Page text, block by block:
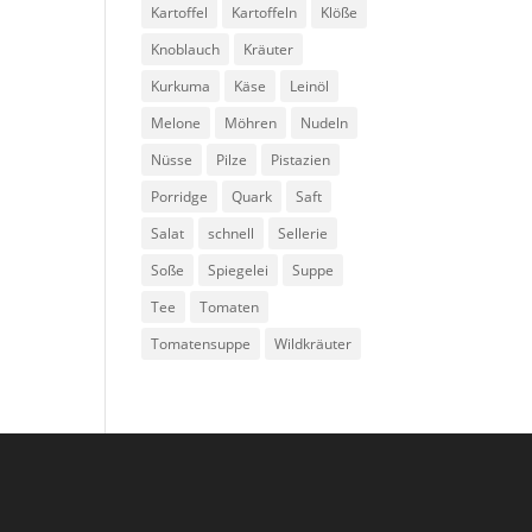
Kartoffel
Kartoffeln
Klöße
Knoblauch
Kräuter
Kurkuma
Käse
Leinöl
Melone
Möhren
Nudeln
Nüsse
Pilze
Pistazien
Porridge
Quark
Saft
Salat
schnell
Sellerie
Soße
Spiegelei
Suppe
Tee
Tomaten
Tomatensuppe
Wildkräuter